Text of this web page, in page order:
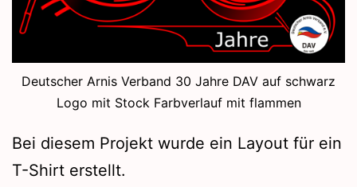
Deutscher Arnis Verband 30 Jahre DAV auf schwarz
Logo mit Stock Farbverlauf mit flammen
Bei diesem Projekt wurde ein Layout für ein
T-Shirt erstellt.